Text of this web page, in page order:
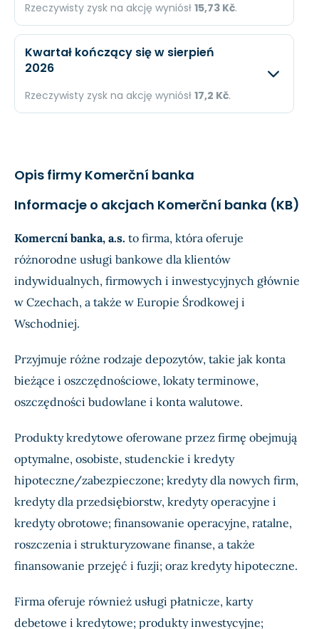
Dochód N/A
EPS N/A
Rzeczywisty zysk na akcję wyniósł 15,73 Kč.
Przychody
Dochód N/A
Kwartał kończący się w sierpień
2026
Rzeczywisty zysk na akcję wyniósł 17,2 Kč.
Opis firmy Komerční banka
Informacje o akcjach Komerční banka (KB)
Komercní banka, a.s. to firma, która oferuje
różnorodne usługi bankowe dla klientów
indywidualnych, firmowych i inwestycyjnych głównie
w Czechach, a także w Europie Środkowej i
Wschodniej.
Przyjmuje różne rodzaje depozytów, takie jak konta
bieżące i oszczędnościowe, lokaty terminowe,
oszczędności budowlane i konta walutowe.
Produkty kredytowe oferowane przez firmę obejmują
optymalne, osobiste, studenckie i kredyty
hipoteczne/zabezpieczone; kredyty dla nowych firm,
kredyty dla przedsiębiorstw, kredyty operacyjne i
kredyty obrotowe; finansowanie operacyjne, ratalne,
roszczenia i strukturyzowane finanse, a także
finansowanie przejęć i fuzji; oraz kredyty hipoteczne.
Firma oferuje również usługi płatnicze, karty
debetowe i kredytowe; produkty inwestycyjne;